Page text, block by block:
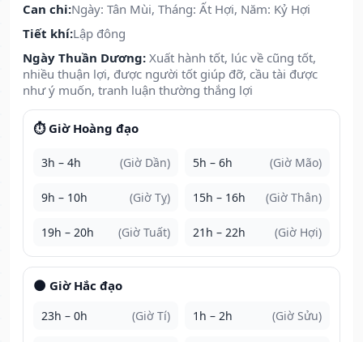
Can chi:Ngày: Tân Mùi, Tháng: Ất Hợi, Năm: Kỷ Hợi
Tiết khí:Lập đông
Ngày Thuần Dương: Xuất hành tốt, lúc về cũng tốt,
nhiều thuận lợi, được người tốt giúp đỡ, cầu tài được
như ý muốn, tranh luận thường thắng lợi
⏱️ Giờ Hoàng đạo
3h – 4h (Giờ Dần) 5h – 6h (Giờ Mão)
9h – 10h (Giờ Tỵ) 15h – 16h (Giờ Thân)
19h – 20h (Giờ Tuất) 21h – 22h (Giờ Hợi)
🌑 Giờ Hắc đạo
23h – 0h (Giờ Tí) 1h – 2h (Giờ Sửu)